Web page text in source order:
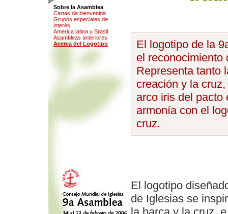
Sobre la Asamblea
Cartas de bienvenida
Grupos especiales de
interés
America latina y Brasil
Asambleas anteriores
Acerca del Logotipo
El logotipo de la
el reconocimiento
Representa tanto
creación y la
arco iris del pacto
armonía con el
cruz.
El logotipo
de Iglesias se